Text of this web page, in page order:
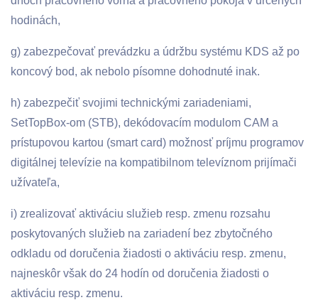
hodinách,
g) zabezpečovať prevádzku a údržbu systému KDS až po
koncový bod, ak nebolo písomne dohodnuté inak.
h) zabezpečiť svojimi technickými zariadeniami,
SetTopBox-om (STB), dekódovacím modulom CAM a
prístupovou kartou (smart card) možnosť príjmu programov
digitálnej televízie na kompatibilnom televíznom prijímači
užívateľa,
i) zrealizovať aktiváciu služieb resp. zmenu rozsahu
poskytovaných služieb na zariadení bez zbytočného
odkladu od doručenia žiadosti o aktiváciu resp. zmenu,
najneskôr však do 24 hodín od doručenia žiadosti o
aktiváciu resp. zmenu.